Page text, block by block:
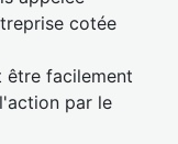
cotée
être facilement
par le